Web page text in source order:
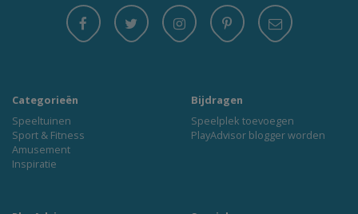
Categorieën
Speeltuinen
Sport & Fitness
Amusement
Inspiratie
Bijdragen
Speelplek toevoegen
PlayAdvisor blogger worden